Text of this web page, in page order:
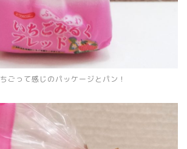
ごって感じのパッケージとパン！